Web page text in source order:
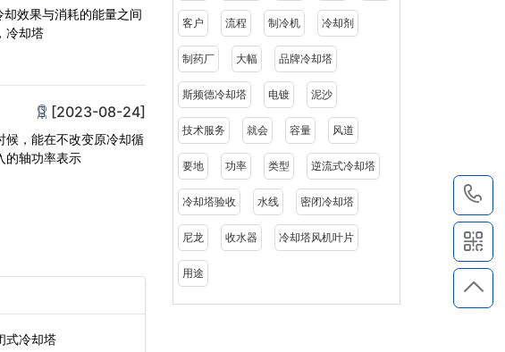
效果与消耗的能量之间
冷却塔
[2023-08-24]
候，能在不改变原冷却循
的轴功率表示
式冷却塔
客户 流程 制冷机 冷却剂
制药厂 大幅 品牌冷却塔
斯频德冷却塔 电镀 泥沙
技术服务 就会 容量 风道
要地 功率 类型 逆流式冷却塔
冷却塔验收 水线 密闭冷却塔
尼龙 收水器 冷却塔风机叶片
用途